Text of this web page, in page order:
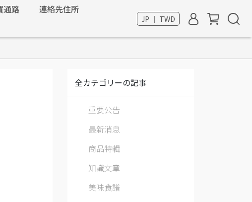
通路
連絡先住所
JP ｜ TWD
全カテゴリーの記事
重要公告
最新消息
商品特輯
知識文章
美味食譜